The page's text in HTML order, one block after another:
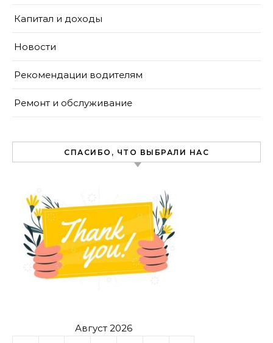
Капитал и доходы
Новости
Рекомендации водителям
Ремонт и обслуживание
СПАСИБО, ЧТО ВЫБРАЛИ НАС
Август 2026